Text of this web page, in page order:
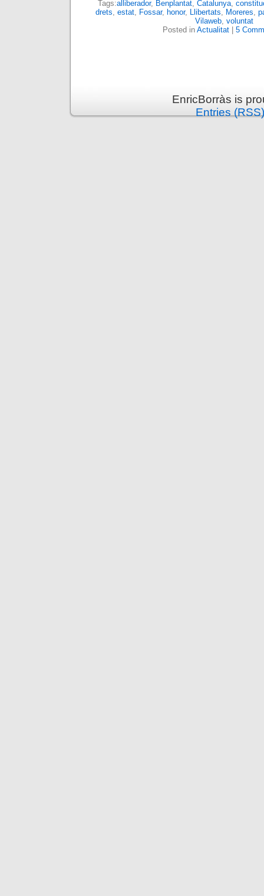
Tags:alliberador, Benplantat, Catalunya,
drets, estat, Fossar, honor, Llibertats, Moreres,
Vilaweb, voluntat
Posted in Actualitat| 5
EnricBorràs is
Entries (RSS)